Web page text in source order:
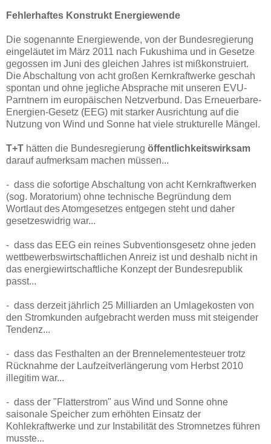
Fehlerhaftes Konstrukt Energiewende
Die sogenannte Energiewende, von der Bundesregierung
eingeläutet im März 2011 nach Fukushima und in Gesetze
gegossen im Juni des gleichen Jahres ist mißkonstruiert.
Die Abschaltung von acht großen Kernkraftwerke geschah
spontan und ohne jegliche Absprache mit unseren EVU-
Parntnern im europäischen Netzverbund. Das Erneuerbare-
Energien-Gesetz (EEG) mit starker Ausrichtung auf die
Nutzung von Wind und Sonne hat viele strukturelle Mängel.
T+T hätten die Bundesregierung öffentlichkeitswirksam
darauf aufmerksam machen müssen...
- dass die sofortige Abschaltung von acht Kernkraftwerken
(sog. Moratorium) ohne technische Begründung dem
Wortlaut des Atomgesetzes entgegen steht und daher
gesetzeswidrig war...
- dass das EEG ein reines Subventionsgesetz ohne jeden
wettbewerbswirtschaftlichen Anreiz ist und deshalb nicht in
das energiewirtschaftliche Konzept der Bundesrepublik
passt...
- dass derzeit jährlich 25 Milliarden an Umlagekosten von
den Stromkunden aufgebracht werden muss mit steigender
Tendenz...
- dass das Festhalten an der Brennelementesteuer trotz
Rücknahme der Laufzeitverlängerung vom Herbst 2010
illegitim war...
- dass der "Flatterstrom" aus Wind und Sonne ohne
saisonale Speicher zum erhöhten Einsatz der
Kohlekraftwerke und zur Instabilität des Stromnetzes führen
musste...